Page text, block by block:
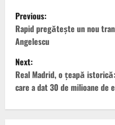
P
o
s
t
n
Previous:
Rapid pregătește un nou
Angelescu
Next:
Real Madrid, o țeapă
care a dat 30 de milioane de